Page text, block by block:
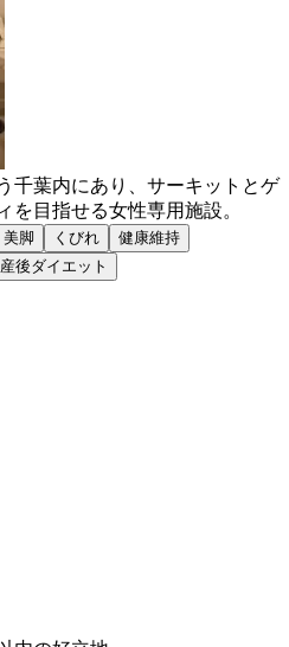
千葉内にあり、サーキットとゲ
を目指せる女性専用施設。
美脚 くびれ
健康維持
産後ダイエット